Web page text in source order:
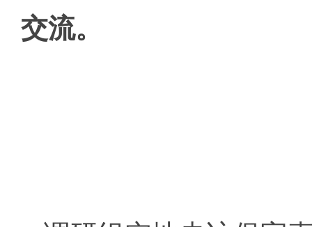
交流。